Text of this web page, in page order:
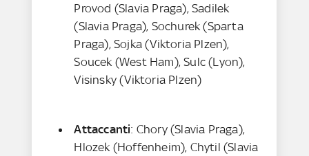
Provod (Slavia Praga), Sadilek
(Slavia Praga), Sochurek (Sparta
Praga), Sojka (Viktoria Plzen),
Soucek (West Ham), Sulc (Lyon),
Visinsky (Viktoria Plzen)
Attaccanti: Chory (Slavia Praga),
Hlozek (Hoffenheim), Chytil (Slavia